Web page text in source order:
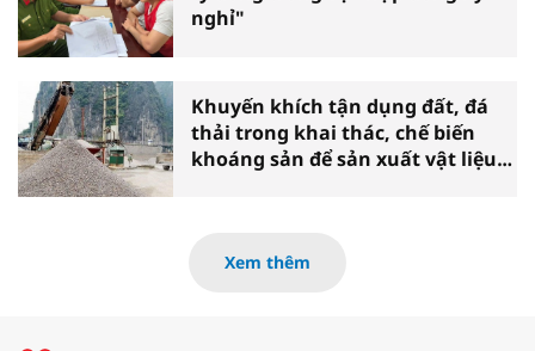
nghỉ"
Khuyến khích tận dụng đất, đá
thải trong khai thác, chế biến
khoáng sản để sản xuất vật liệu
Xem thêm